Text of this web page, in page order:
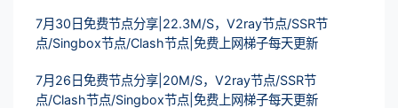
7月30日免费节点分享|22.3M/S，V2ray节点/SSR节
点/Singbox节点/Clash节点|免费上网梯子每天更新
7月26日免费节点分享|20M/S，V2ray节点/SSR节
点/Clash节点/Singbox节点|免费上网梯子每天更新